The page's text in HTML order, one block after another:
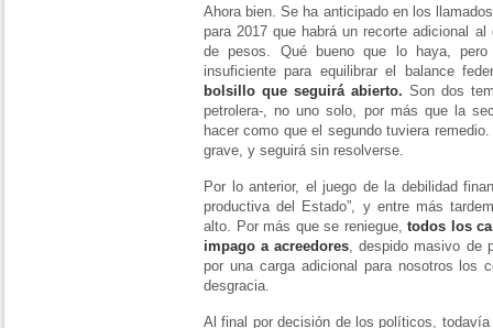
Ahora bien. Se ha anticipado en los
para 2017 que habrá un recorte adicional
de pesos. Qué bueno que lo haya,
insuficiente para equilibrar el balance
bolsillo que seguirá abierto. Son dos
petrolera-, no uno solo, por más que la
hacer como que el segundo tuviera
grave, y seguirá sin resolverse.
Por lo anterior, el juego de la debilidad
productiva del Estado”, y entre más
alto. Por más que se reniegue,todos los
impago a acreedores, despido masivo de
por una carga adicional para nosotros los
desgracia.
Al final por decisión de los políticos,